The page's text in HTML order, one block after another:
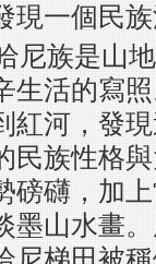
現一個民
尼族是山
生活的寫
紅河，發
民族性格
磅礴，加
墨山水畫